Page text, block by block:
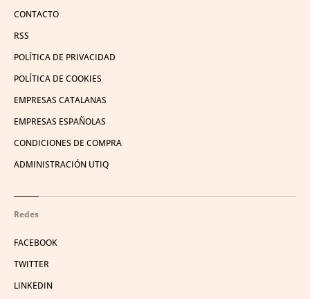
CONTACTO
RSS
POLÍTICA DE PRIVACIDAD
POLÍTICA DE COOKIES
EMPRESAS CATALANAS
EMPRESAS ESPAÑOLAS
CONDICIONES DE COMPRA
ADMINISTRACIÓN UTIQ
Redes
FACEBOOK
TWITTER
LINKEDIN